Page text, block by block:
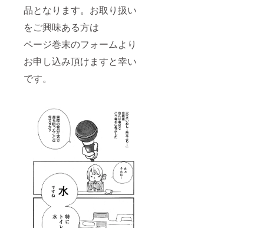
品となります。お取り扱い
をご興味ある方は
ページ巻末のフォームより
お申し込み頂けますと幸い
です。